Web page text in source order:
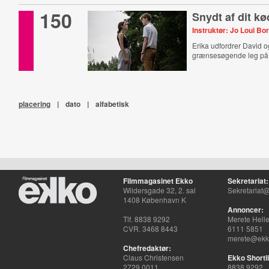
150 Snydt af dit
Instruktør: Jo Loui
Erika udfordrer David
grænsesøgende leg
placering | dato | alfabetisk
Filmmagasinet Ekko
Wildersgade 32, 2. sal
1408 København K
Tlf. 8838 9292
CVR. 3468 8443
Chefredaktør:
Claus Christensen
2729 0011
Sekretariat:
Annoncer:
Merete
6111 5851
Ekko
8838 9292